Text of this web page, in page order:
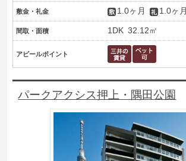
敷金・礼金 1.0ヶ月 1.0ヶ月
間取・面積 1DK 32.12㎡
アピールポイント
パークアクシス押上・隅田公園